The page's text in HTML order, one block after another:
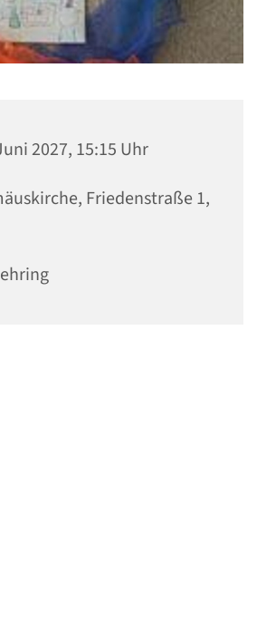
2027, 15:15 Uhr
Friedenstraße 1,